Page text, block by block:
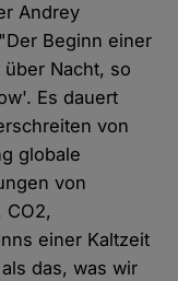
Andrey
Beginn einer
Nacht, so
Es dauert
von
globale
von
CO2,
einer Kaltzeit
das, was wir